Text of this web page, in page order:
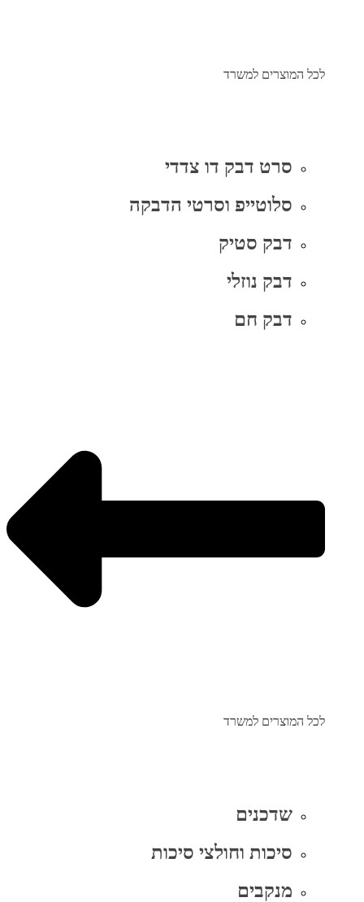
לכל המוצרים למשרד
סרט דבק דו צדדי
סלוטייפ וסרטי הדבקה
דבק סטיק
דבק נוזלי
דבק חם
לכל המוצרים למשרד
שדכנים
סיכות וחולצי סיכות
מנקבים